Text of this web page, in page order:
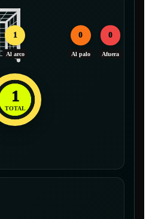
1
Al arco
0
Al palo
0
Afuera
1
TOTAL